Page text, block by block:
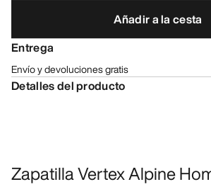
Añadir a la cesta
Entrega
Envío y devoluciones gratis
Detalles del producto
Zapatilla Vertex Alpine